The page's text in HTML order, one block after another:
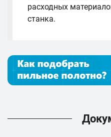
расходных
станка.